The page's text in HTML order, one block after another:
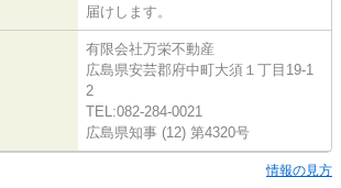
届けします。
有限会社万栄不動産
広島県安芸郡府中町大須１丁目19-1
2
TEL:082-284-0021
広島県知事 (12) 第4320号
情報の見方